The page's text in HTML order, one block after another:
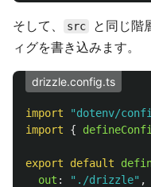
そして、 src と同じ階
ィグを書き込みます。
drizzle.config.ts
import "dotenv/
import
{
export default
out : " ./drizzle" ,